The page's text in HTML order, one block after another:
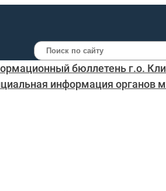
Поиск
бюллетень г.о.
информация органов